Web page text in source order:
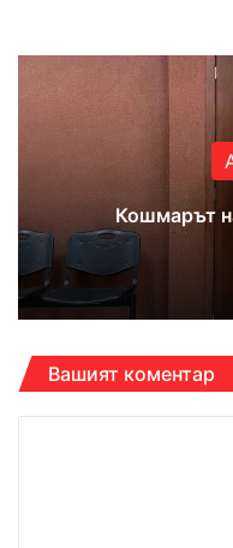
Кошмарът
Вашият коментар